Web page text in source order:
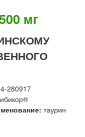
мг
280917
таурин